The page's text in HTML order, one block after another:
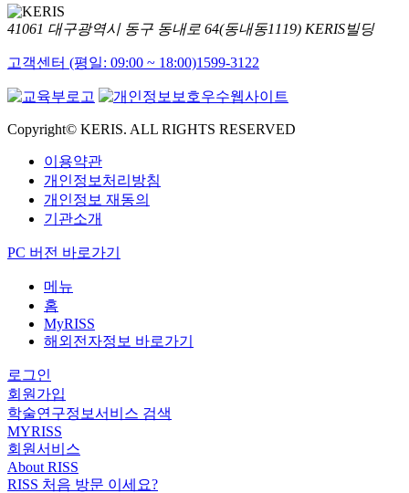
41061 대구광역시 동구 동내로 64(동내동1119) KERIS빌딩
고객센터 (평일: 09:00 ~ 18:00)1599-3122
Copyright© KERIS. ALL RIGHTS RESERVED
이용약관
개인정보처리방침
개인정보 재동의
기관소개
PC 버전 바로가기
메뉴
홈
MyRISS
해외전자정보 바로가기
로그인
회원가입
학술연구정보서비스 검색
MYRISS
회원서비스
About RISS
RISS 처음 방문 이세요?